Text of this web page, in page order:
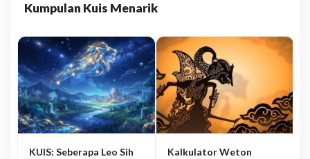
Kumpulan Kuis Menarik
KUIS: Seberapa Leo Sih
Kalkulator Weton